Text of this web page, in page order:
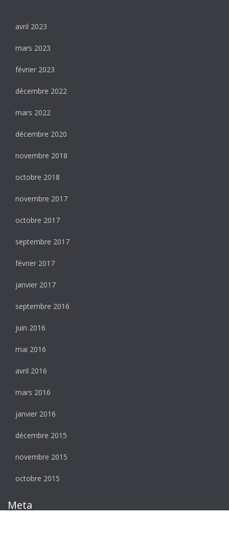
avril 2023
mars 2023
février 2023
décembre 2022
mars 2022
décembre 2020
novembre 2018
octobre 2018
novembre 2017
octobre 2017
septembre 2017
février 2017
janvier 2017
septembre 2016
juin 2016
mai 2016
avril 2016
mars 2016
janvier 2016
décembre 2015
novembre 2015
octobre 2015
Meta